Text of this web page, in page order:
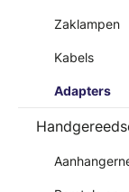
Zaklampen
Kabels
Adapters